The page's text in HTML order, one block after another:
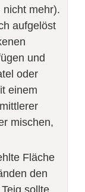
nicht mehr).
aufgelöst
und
oder
einem
mischen,
Fläche
den
sollte